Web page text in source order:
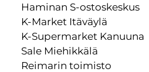
Haminan S-ostoskeskus
K-Market Itäväylä
K-Supermarket Kanuuna
Sale Miehikkälä
Reimarin toimisto